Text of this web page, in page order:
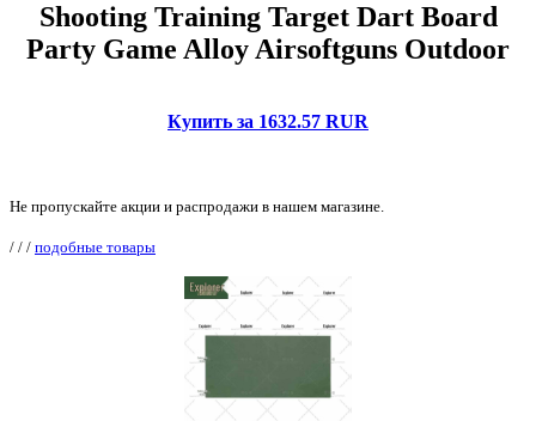
Shooting Training Target Dart Board
Party Game Alloy Airsoftguns Outdoor
Купить за 1632.57 RUR
Не пропускайте акции и распродажи в нашем магазине.
/ / / подобные товары